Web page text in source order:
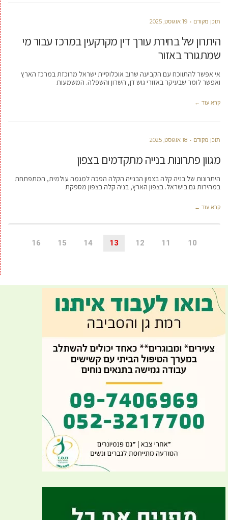
תוכן מקודם 19 אוגוסט, 2025
היתרון של בחירת עורך דין מקרקעין במרכז עבור מי
שמתגורר באזור
אי אפשר להתווכח עם הקביעה שרוב אוכלוסיית ישראל מרוכזת במרכז הארץ
ואפשר לומר שבעיקר באזורי גוש דן, השרון והשפלה. המשמעות
קרא עוד ←
תוכן מקודם 18 אוגוסט, 2025
מגוון פתרונות בנייה מתקדמים בצפון
היתרונות של בניה קלה בצפון הבנייה הקלה הפכה למגמה עולמית, המתפתחת
במהירות גם בישראל. בצפון הארץ, בניה קלה בצפון מספקת
קרא עוד ←
10
11
12
13
14
15
16